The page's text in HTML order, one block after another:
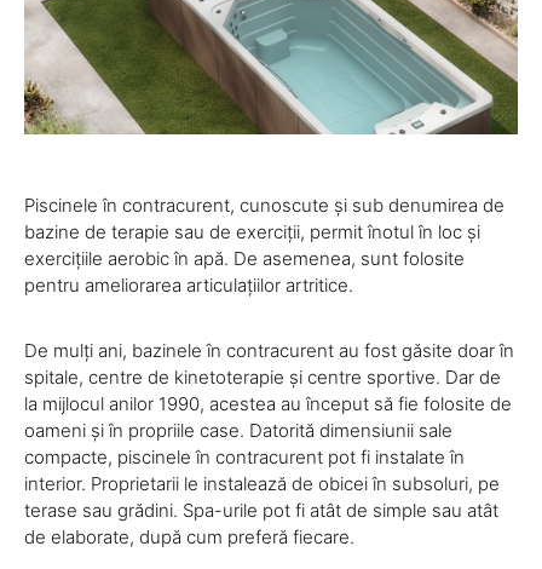
Piscinele în contracurent, cunoscute și sub denumirea de
bazine de terapie sau de exerciții, permit înotul în loc și
exercițiile aerobic în apă. De asemenea, sunt folosite
pentru ameliorarea articulațiilor artritice.
De mulți ani, bazinele în contracurent au fost găsite doar în
spitale, centre de kinetoterapie și centre sportive. Dar de
la mijlocul anilor 1990, acestea au început să fie folosite de
oameni și în propriile case. Datorită dimensiunii sale
compacte, piscinele în contracurent pot fi instalate în
interior. Proprietarii le instalează de obicei în subsoluri, pe
terase sau grădini. Spa-urile pot fi atât de simple sau atât
de elaborate, după cum preferă fiecare.